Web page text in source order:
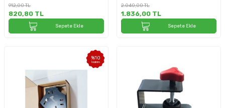
912,00TL
820,80 TL
Sepete Ekle
2.040,00TL
1.836,00 TL
Sepete Ekle
%10
İndirim